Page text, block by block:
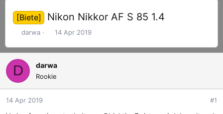
[Biete] Nikon Nikkor AF S 85 1.4
E
s
t
e
l
l
e
darwa
E
s
l
l
14 Apr 2019
D darwa
Rookie
14 Apr 2019 #1